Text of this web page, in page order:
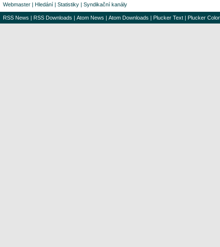
Webmaster | Hledání | Statistiky | Syndikační kanály
RSS News | RSS Downloads | Atom News | Atom Downloads | Plucker Text | Plucker Color